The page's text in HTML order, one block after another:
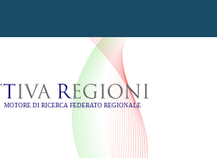
Regioni -